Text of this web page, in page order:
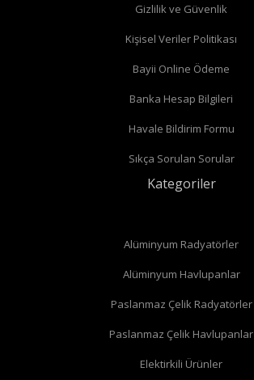
Gizlilik ve Güvenlik
Kişisel Veriler Politikası
Bayii Online Ödeme
Banka Hesap Bilgileri
Havale Bildirim Formu
Sıkça Sorulan Sorular
Kategoriler
Alüminyum Radyatörler
Alüminyum Havlupanlar
Paslanmaz Çelik Radyatörler
Paslanmaz Çelik Havlupanlar
Elektirkili Ürünler